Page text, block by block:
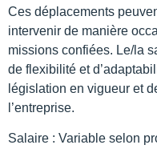
Ces déplacements
intervenir de manière
missions confiées. Le/la
de flexibilité et
législation en vigueur et
l’entreprise.
Salaire : Variable selon